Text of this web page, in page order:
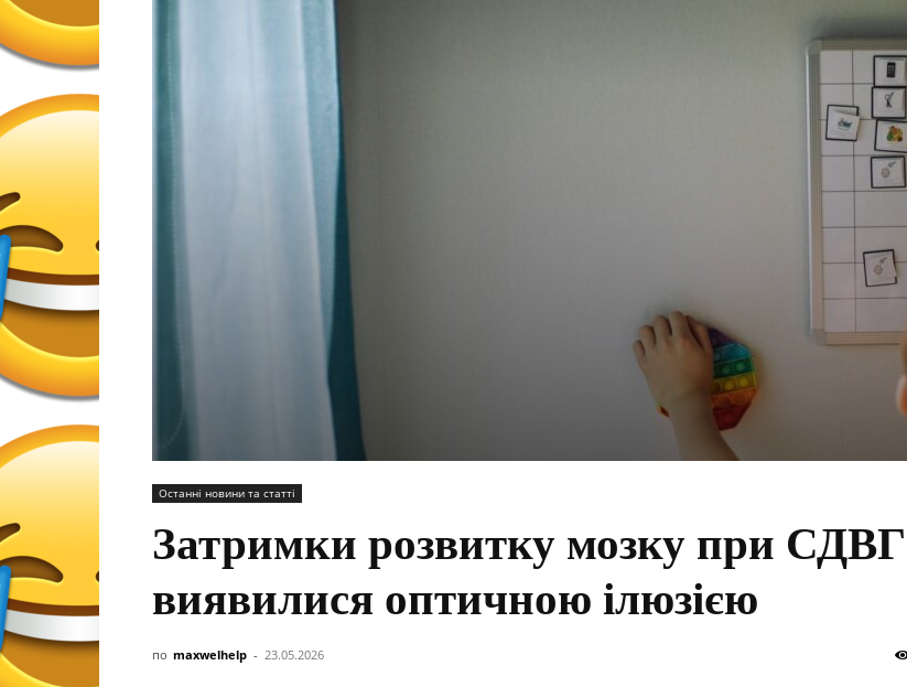
Останні новини та статті
Затримки розвитку мозку при СДВГ
виявилися оптичною ілюзією
по maxwelhelp - 23.05.2026